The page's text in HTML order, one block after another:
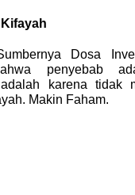
Kifayah
Dosa
penyebab
karena tidak
Makin Faham.